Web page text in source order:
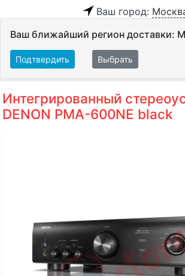
Ваш город:
Ваш ближайший регион доставки:
Подтвердить Выбрать
Интегрированный
DENON PMA-600NE black